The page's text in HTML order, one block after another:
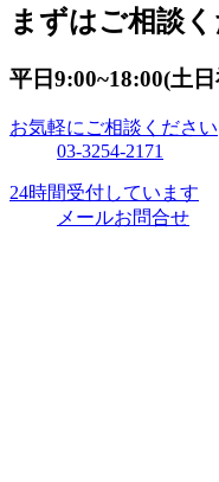
まずはご相談く
平日9:00~18:00(土
お気軽にご相談ください
03-3254-2171
24時間受付しています
メールお問合せ